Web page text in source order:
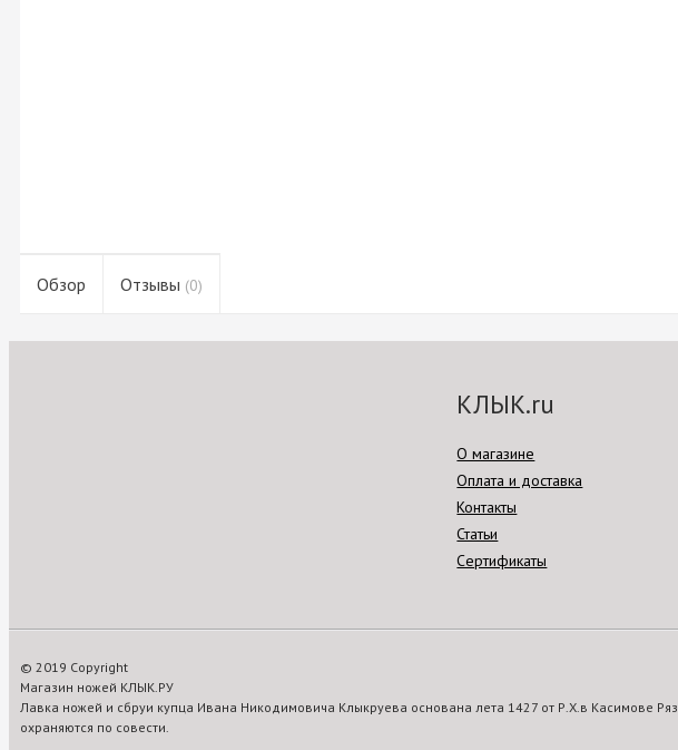
Обзор Отзывы (0)
КЛЫК.ru
О магазине
Оплата и доставка
Контакты
Статьи
Сертификаты
© 2019 Copyright
Магазин ножей КЛЫК.РУ
Лавка ножей и сбруи купца Ивана Никодимовича Клыкруева основана лета 1427 от Р.Х.в Касимове
охраняются по совести.